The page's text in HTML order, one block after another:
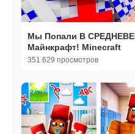
Мы Попали В
Майнкрафт! Minecraft
351 629 просмотров